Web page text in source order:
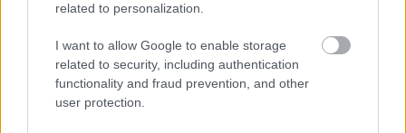
related to personalization.
I want to allow Google to enable storage
related to security, including authentication
functionality and fraud prevention, and other
user protection.
Az Adobe megöli a Rawshootert
RawShooter 2005
Közélet| 2005.08.22 14:27